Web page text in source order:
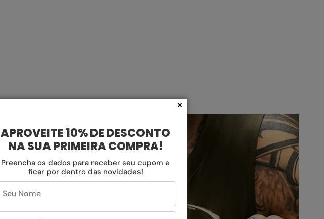
APROVEITE 10% DE DESCONTO
NA SUA PRIMEIRA COMPRA!
Preencha os dados para receber seu cupom e
ficar por dentro das novidades!
×